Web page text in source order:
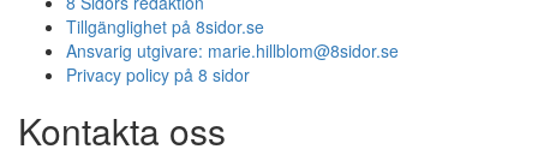
Tillgänglighet på 8sidor.se
Ansvarig utgivare: marie.hillblom@8sidor.se
Privacy policy på 8 sidor
Kontakta oss